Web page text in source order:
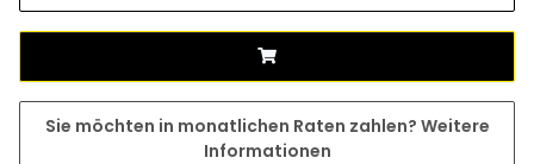
Sie möchten in monatlichen Raten zahlen? Weitere
Informationen